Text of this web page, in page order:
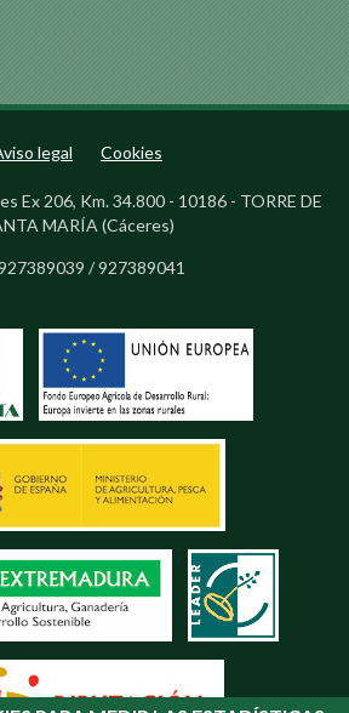
legal Cookies
Ex 206, Km. 34.800 - 10186 - TORRE DE
MARÍA (Cáceres)
/ 927389041